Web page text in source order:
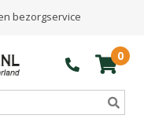
bezorgservice
0